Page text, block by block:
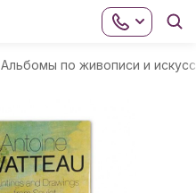
Альбомы по живописи и